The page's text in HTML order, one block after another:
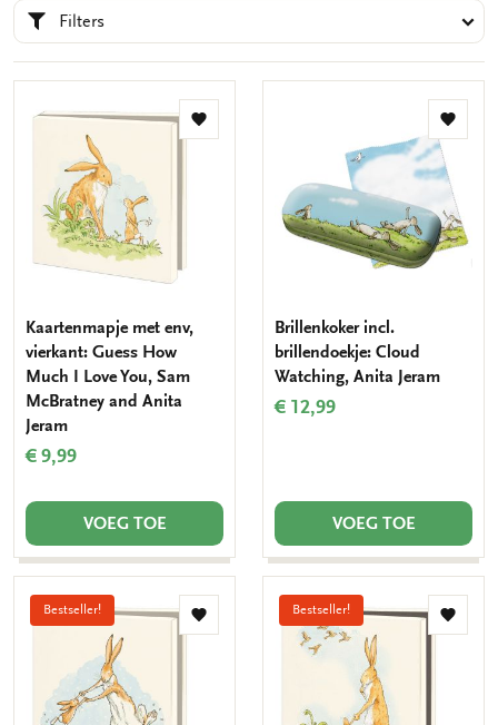
Filters
Toevoegen
Kaartenmapje met env,
vierkant: Guess How
Much I Love You, Sam
McBratney and Anita
Jeram
€ 9,99
VOEG TOE
Brillenkoker incl.
brillendoekje: Cloud
Watching, Anita Jeram
€ 12,99
VOEG TOE
Bestseller!
Toevoegen
Bestseller!